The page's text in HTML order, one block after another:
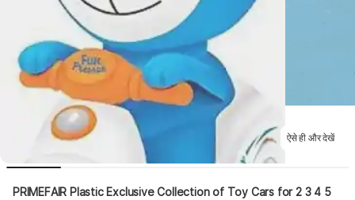
ऐसे ही और देखें
PRIMEFAIR Plastic Exclusive Collection of Toy Cars for 2 3 4 5